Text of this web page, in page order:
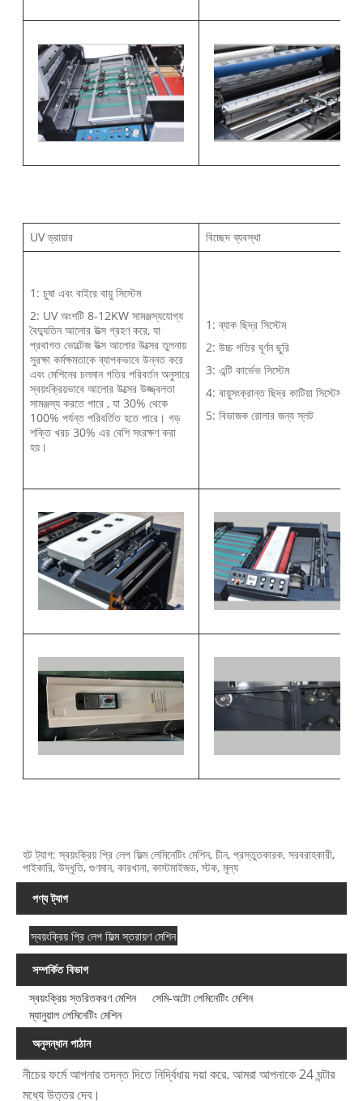
UV ড্রায়ার বিচ্ছেদ ব্যবস্থা
1: চুষা এবং বাইরে বায়ু সিস্টেম
2: UV অংশটি 8-12KW সামঞ্জস্যযোগ্য
বৈদ্যুতিন আলোর উত্স গ্রহণ করে, যা
প্রথাগত ভোল্টেজ উত্স আলোর উত্সের তুলনায়
সুরক্ষা কর্মক্ষমতাকে ব্যাপকভাবে উন্নত করে
এবং মেশিনের চলমান গতির পরিবর্তন অনুসারে
স্বয়ংক্রিয়ভাবে আলোর উত্সের উজ্জ্বলতা
সামঞ্জস্য করতে পারে , যা 30% থেকে
100% পর্যন্ত পরিবর্তিত হতে পারে। গড়
শক্তি খরচ 30% এর বেশি সংরক্ষণ করা
হয়।
1: ব্যাক ছিদ্র সিস্টেম
2: উচ্চ গতির ঘূর্ণন ছুরি
3: এন্টি কার্ভেভ সিস্টেম
4: বায়ুসংক্রান্ত ছিদ্র কাটিয়া সিস্টেম
5: বিভাজক রোলার জন্য স্লট
হট ট্যাগ: স্বয়ংক্রিয় প্রি লেপ ফিল্ম লেমিনেটিং মেশিন, চীন, প্রস্তুতকারক, সরবরাহকারী,
পাইকারি, উদ্ধৃতি, গুণমান, কারখানা, কাস্টমাইজড, স্টক, মূল্য
পণ্য ট্যাগ
স্বয়ংক্রিয় প্রি লেপ ফিল্ম স্তরায়ণ মেশিন
সম্পর্কিত বিভাগ
স্বয়ংক্রিয় স্তরিতকরণ মেশিন
সেমি-অটো লেমিনেটিং মেশিন
ম্যানুয়াল লেমিনেটিং মেশিন
অনুসন্ধান পাঠান
নীচের ফর্মে আপনার তদন্ত দিতে নির্দ্বিধায় দয়া করে. আমরা আপনাকে 24 ঘন্টার
মধ্যে উত্তর দেব।